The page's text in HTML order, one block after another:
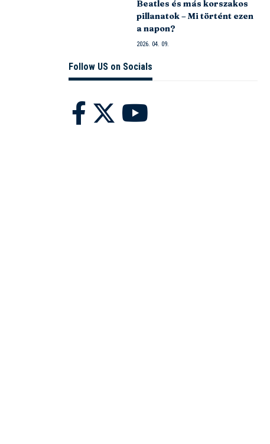
Beatles és más korszakos
pillanatok – Mi történt ezen
a napon?
2026. 04. 09.
Follow US on Socials